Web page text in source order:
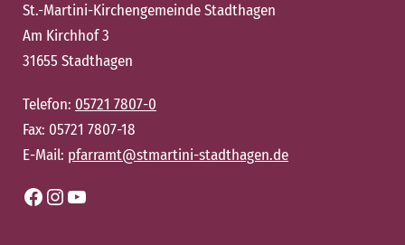
St.-Martini-Kirchengemeinde Stadthagen
Am Kirchhof 3
31655 Stadthagen
Telefon: 05721 7807-0
Fax: 05721 7807-18
E-Mail: pfarramt@stmartini-stadthagen.de
Facebook Instagram YouTube